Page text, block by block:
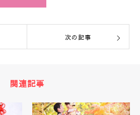
次の記事
関連記事